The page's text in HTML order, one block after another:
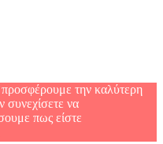
την καλύτερη
συνεχίσετε να
πως είστε